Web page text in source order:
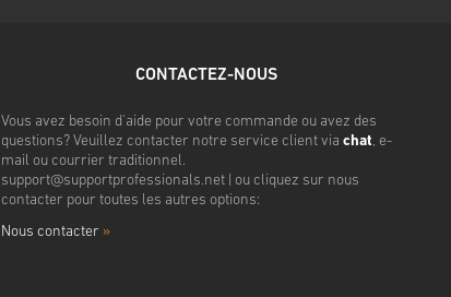
CONTACTEZ-NOUS
Vous avez besoin d'aide pour votre commande ou avez des
questions? Veuillez contacter notre service client via chat, e-
mail ou courrier traditionnel.
support@supportprofessionals.net| ou cliquez sur nous
contacter pour toutes les autres options:
Nous contacter »